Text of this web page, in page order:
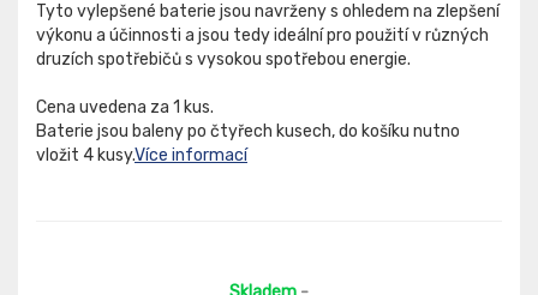
Tyto vylepšené baterie jsou navrženy s ohledem na zlepšení
výkonu a účinnosti a jsou tedy ideální pro použití v různých
druzích spotřebičů s vysokou spotřebou energie.
Cena uvedena za 1 kus.
Baterie jsou baleny po čtyřech kusech, do košíku nutno
vložit 4 kusy.Více informací